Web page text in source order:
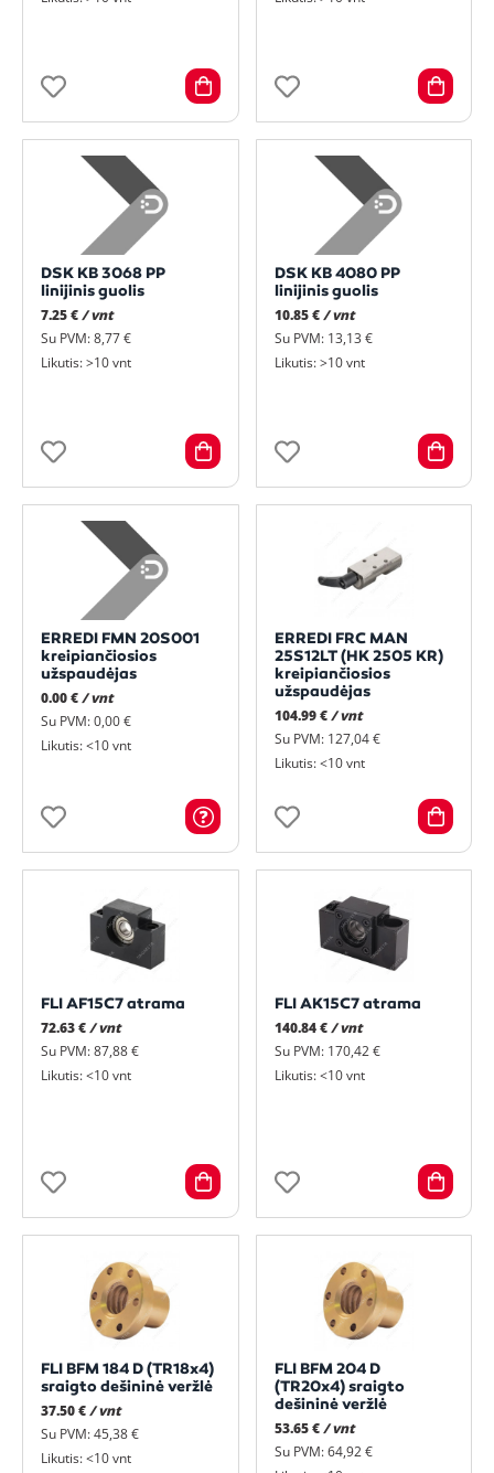
DSK KB 3068 PP
linijinis guolis
7.25 €/ vnt
Su PVM: 8,77 €
Likutis: >10 vnt
DSK KB 4080 PP
linijinis guolis
10.85 € / vnt
Su PVM: 13,13 €
Likutis: >10 vnt
ERREDI FMN 20S001
kreipiančiosios
užspaudėjas
0.00 €/ vnt
Su PVM: 0,00 €
Likutis: <10 vnt
ERREDI FRC MAN
25S12LT (HK 2505 KR)
kreipiančiosios
užspaudėjas
104.99 € / vnt
Su PVM: 127,04 €
Likutis: <10 vnt
FLI AF15C7 atrama
72.63 €/ vnt
Su PVM: 87,88 €
Likutis: <10 vnt
FLI AK15C7 atrama
140.84 € / vnt
Su PVM: 170,42 €
Likutis: <10 vnt
FLI BFM 184 D (TR18x4)
sraigto dešininė veržlė
37.50 €/ vnt
Su PVM: 45,38 €
Likutis: <10 vnt
FLI BFM 204 D
(TR20x4) sraigto
dešininė veržlė
53.65 € / vnt
Su PVM: 64,92 €